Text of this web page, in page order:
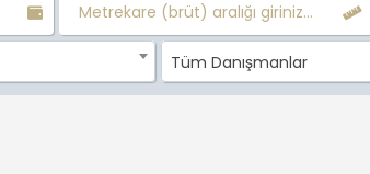
Metrekare (brüt) aralığı giriniz...
Tüm Danışmanlar